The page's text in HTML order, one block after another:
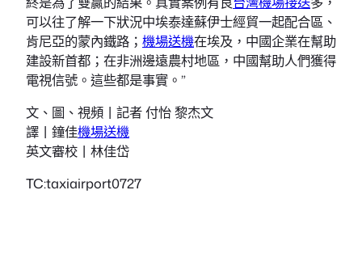
可以往了解一下狀況中埃泰達蘇伊士經貿一起配合區、
肯尼亞的蒙內鐵路； 機場送機在埃及，中國企業在幫助
建設新首都；在非洲邊遠農村地區，中國幫助人們獲得
電視信號。這些都是事實。”
文、圖、視頻丨記者 付怡 黎杰文
譯丨鐘佳機場送機
英文審校丨林佳岱
TC:taxiairport0727